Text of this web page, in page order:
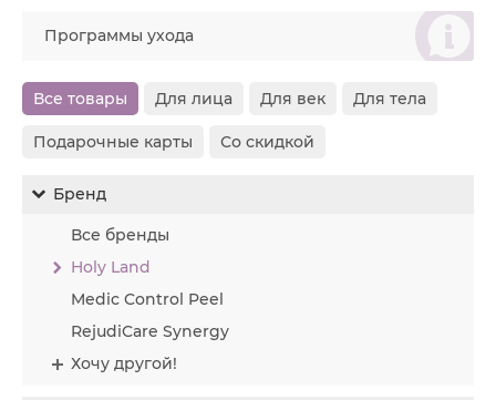
စ
Программы ухода
Все товары Для лица Для век Для тела
Подарочные карты Со скидкой
Бренд
Все бренды
Holy Land
Medic Control Peel
RejudiCare Synergy
Хочу другой!